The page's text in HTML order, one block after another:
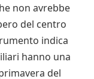
non avrebbe
del centro
indica
hanno una
del